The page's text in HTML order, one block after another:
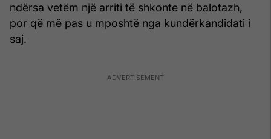
ndërsa vetëm një arriti të shkonte në balotazh,
por që më pas u mposhtë nga kundërkandidati i
saj.